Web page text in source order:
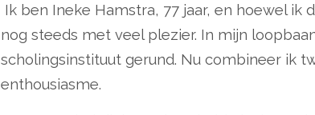
Ik ben Ineke Hamstra, 77 jaar, en hoewel
nog steeds met veel plezier. In mijn
scholingsinstituut gerund. Nu combineer ik
enthousiasme.